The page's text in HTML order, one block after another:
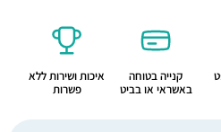
קנייה בטוחה
באשראי או בביט
איכות ושירות ללא
פשרות